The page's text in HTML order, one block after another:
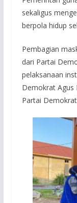
sekaligus
berpola hidup
Pembagian
dari Partai
pelaksanaan
Demokrat Agus
Partai